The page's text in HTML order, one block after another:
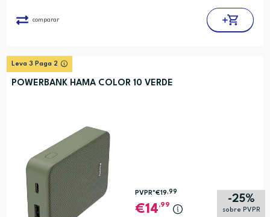
comparar
Leva 3 Paga 2
POWERBANK HAMA COLOR 10 VERDE
-25%
sobre PVPR
PVPR*€19,99
14,99